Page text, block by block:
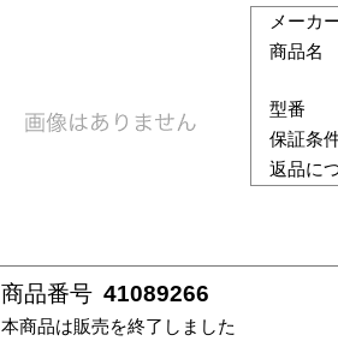
メーカ
商品名
型番
保証条
返品に
商品番号 41089266
本商品は販売を終了しました